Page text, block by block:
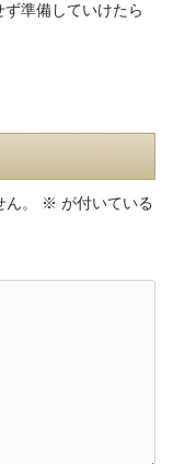
準備していけたら
。 ※ が付いている